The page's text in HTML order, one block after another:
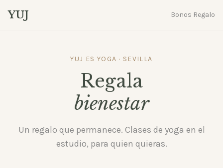
YUJ Bonos Regalo
YUJ ES YOGA · SEVILLA
Regala
bienestar
Un regalo que permanece. Clases de yoga en el
estudio, para quien quieras.